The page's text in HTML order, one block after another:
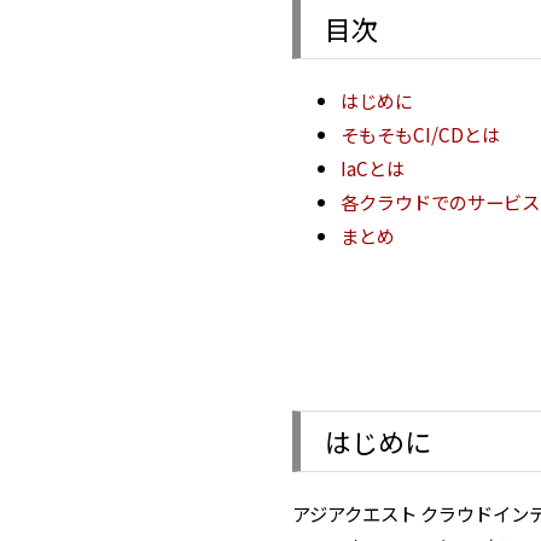
目次
はじめに
そもそもCI/CDとは
IaCとは
各クラウドでのサービス
まとめ
はじめに
アジアクエスト クラウドイン